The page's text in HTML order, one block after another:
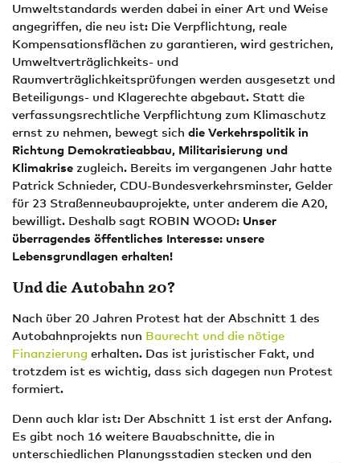
Umweltstandards werden dabei in einer Art und Weise
angegriffen, die neu ist: Die Verpflichtung, reale
Kompensationsflächen zu garantieren, wird gestrichen,
Umweltverträglichkeits- und
Raumverträglichkeitsprüfungen werden ausgesetzt und
Beteiligungs- und Klagerechte abgebaut. Statt die
verfassungsrechtliche Verpflichtung zum Klimaschutz
ernst zu nehmen, bewegt sich die Verkehrspolitik in
Richtung Demokratieabbau, Militarisierung und
Klimakrise zugleich. Bereits im vergangenen Jahr hatte
Patrick Schnieder, CDU-Bundesverkehrsminster, Gelder
für 23 Straßenneubauprojekte, unter anderem die A20,
bewilligt. Deshalb sagt ROBIN WOOD: Unser
überragendes öffentliches Interesse: unsere
Lebensgrundlagen erhalten!
Und die Autobahn 20?
Nach über 20 Jahren Protest hat der Abschnitt 1 des
Autobahnprojekts nun Baurecht und die nötige
Finanzierung erhalten. Das ist juristischer Fakt, und
trotzdem ist es wichtig, dass sich dagegen nun Protest
formiert.
Denn auch klar ist: Der Abschnitt 1 ist erst der Anfang.
Es gibt noch 16 weitere Bauabschnitte, die in
unterschiedlichen Planungsstadien stecken und den